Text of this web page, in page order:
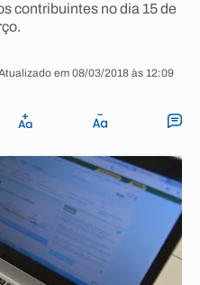
contribuintes no dia 15 de
em 08/03/2018 às 12:09